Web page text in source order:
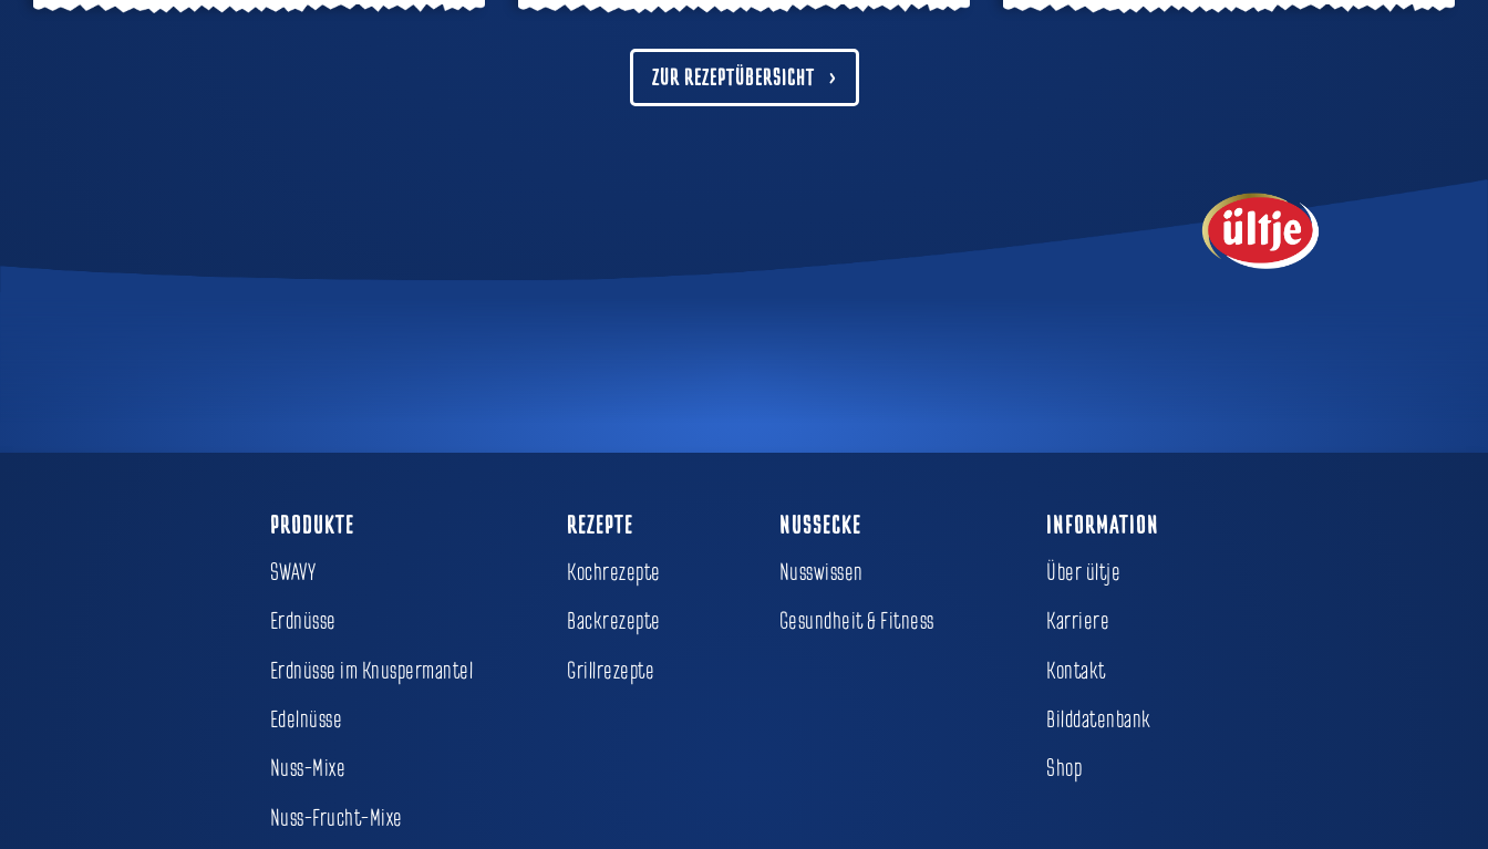
ZUR REZEPTÜBERSICHT
PRODUKTE
SWAVY
Erdnüsse
Erdnüsse im Knuspermantel
Edelnüsse
Nuss-Mixe
Nuss-Frucht-Mixe
REZEPTE
Kochrezepte
Backrezepte
Grillrezepte
NUSSECKE
Nusswissen
Gesundheit & Fitness
INFORMATION
Über ültje
Karriere
Kontakt
Bilddatenbank
Shop